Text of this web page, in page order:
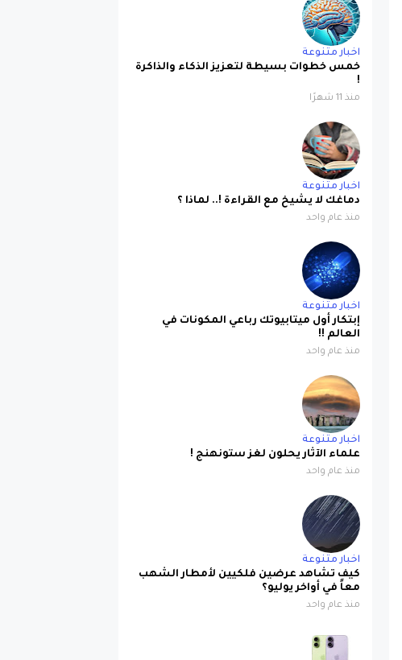
اخبار متنوعة
خمس خطوات بسيطة لتعزيز الذكاء والذاكرة
!
منذ 11 شهرًا
اخبار متنوعة
دماغك لا يشيخ مع القراءة !.. لماذا ؟
منذ عام واحد
اخبار متنوعة
إبتكار أول ميتابيوتك رباعي المكونات في
العالم !!
منذ عام واحد
اخبار متنوعة
علماء الآثار يحلون لغز ستونهنج !
منذ عام واحد
اخبار متنوعة
كيف تشاهد عرضين فلكيين لأمطار الشهب
معاً في أواخر يوليو؟
منذ عام واحد